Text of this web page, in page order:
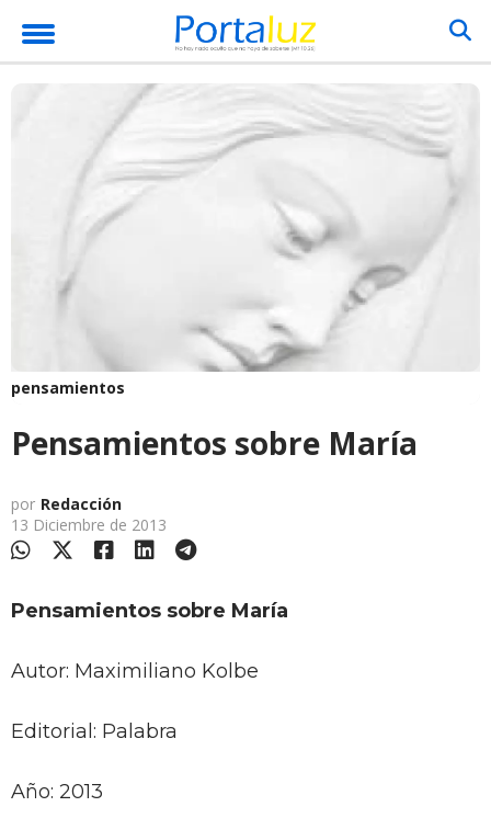
pensamientos
Pensamientos sobre María
por Redacción
13 Diciembre de 2013
Pensamientos sobre María
Autor: Maximiliano Kolbe
Editorial: Palabra
Año: 2013